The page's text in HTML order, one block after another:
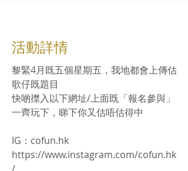
​活動詳情
黎緊4月既五個星期五，我地都會上傳估
歌仔既題目
快啲㩒入以下網址/上面既「報名參與」
一齊玩下，睇下你又估唔估得中
IG：cofun.hk
https://www.instagram.com/cofun.hk